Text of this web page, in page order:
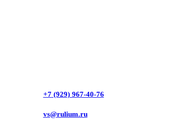
+7 (929) 967-40-76
vs@rulium.ru